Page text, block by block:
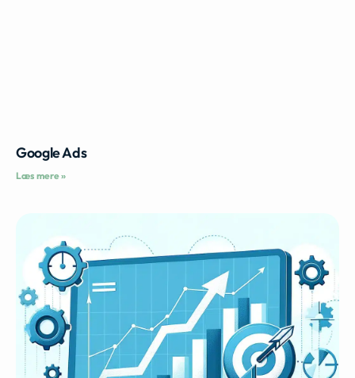
Google Ads
Læs mere »